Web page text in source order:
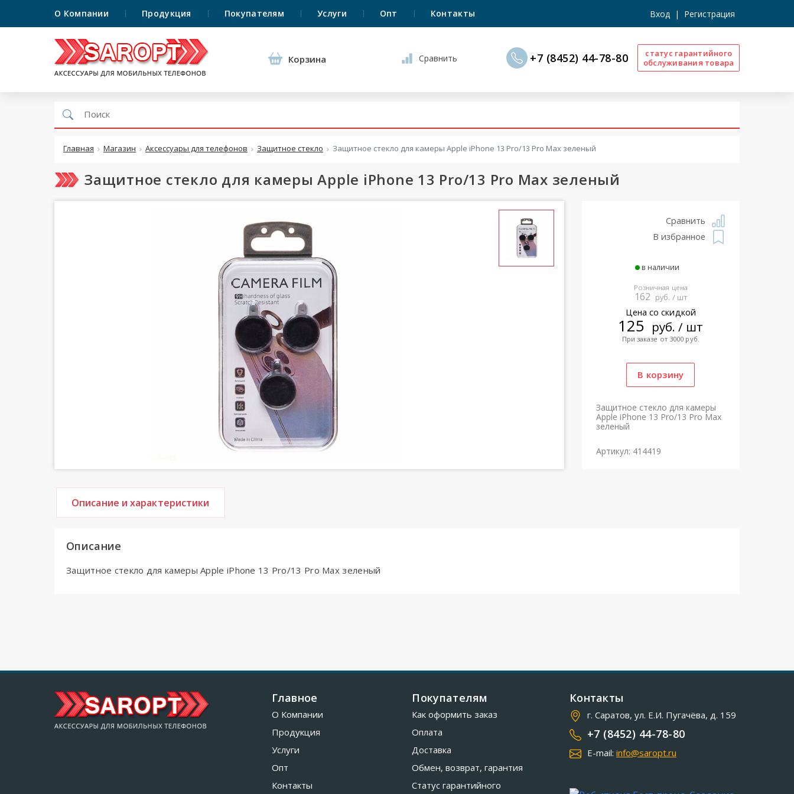
О Компании Продукция Покупателям Услуги Опт Контакты Вход | Регистрация
Корзина Сравнить +7 (8452) 44-78-80
статус гарантийного
обслуживания товара
Главная Магазин Аксессуары для телефонов Защитное стекло Защитное стекло для камеры Apple iPhone 13 Pro/13 Pro Max зеленый
Защитное стекло для камеры Apple iPhone 13 Pro/13 Pro Max зеленый
Сравнить
В избранное
в наличии
Розничная цена
162 руб. / шт
Цена со скидкой
125 руб. / шт
При заказе от 3000 руб.
Защитное стекло для камеры
Apple iPhone 13 Pro/13 Pro Max
зеленый
Артикул: 414419
Описание и характеристики
Описание
Защитное стекло для камеры Apple iPhone 13 Pro/13 Pro Max зеленый
Главное
О Компании
Продукция
Услуги
Опт
Контакты
Покупателям
Как оформить заказ
Оплата
Доставка
Обмен, возврат, гарантия
Статус гарантийного
Контакты
г. Саратов, ул. Е.И. Пугачёва, д. 159
+7 (8452) 44-78-80
E-mail: info@saropt.ru